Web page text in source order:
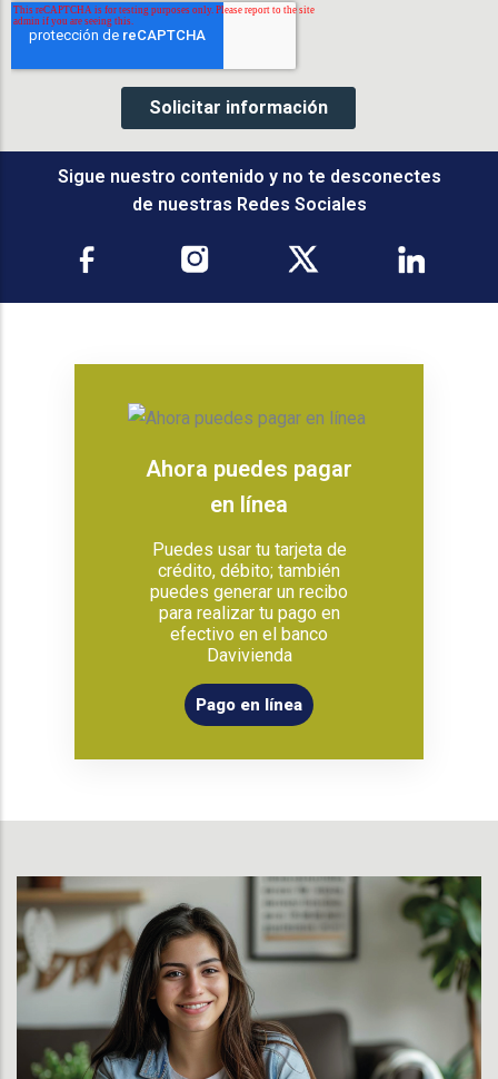
Sigue nuestro contenido y no te desconectes
de nuestras Redes Sociales
Ahora puedes pagar
en línea
Puedes usar tu tarjeta de
crédito, débito; también
puedes generar un recibo
para realizar tu pago en
efectivo en el banco
Davivienda
Pago en línea